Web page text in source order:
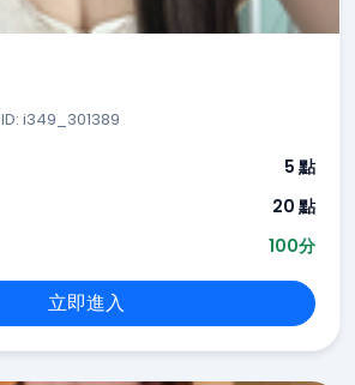
ID: i349_301389
5 點
20 點
100分
立即進入